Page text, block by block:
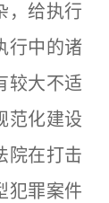
，给执行
行中的诸
较大不适
范化建设
院在打击
犯罪案件